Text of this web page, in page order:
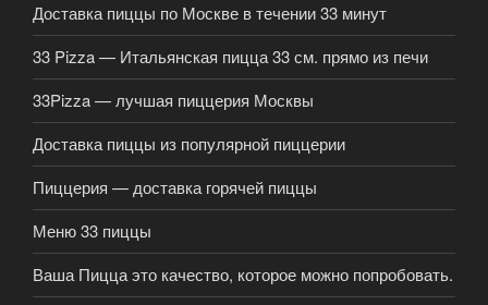
Доставка пиццы по Москве в течении 33 минут
33 Pizza — Итальянская пицца 33 см. прямо из печи
33Pizza — лучшая пиццерия Москвы
Доставка пиццы из популярной пиццерии
Пиццерия — доставка горячей пиццы
Меню 33 пиццы
Ваша Пицца это качество, которое можно попробовать.